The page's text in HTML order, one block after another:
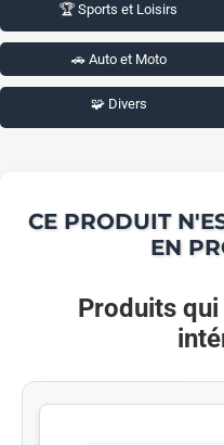
🏆 Sports et Loisirs
🚗 Auto et Moto
🧩 Divers
CE PRODUIT
EN
Produits